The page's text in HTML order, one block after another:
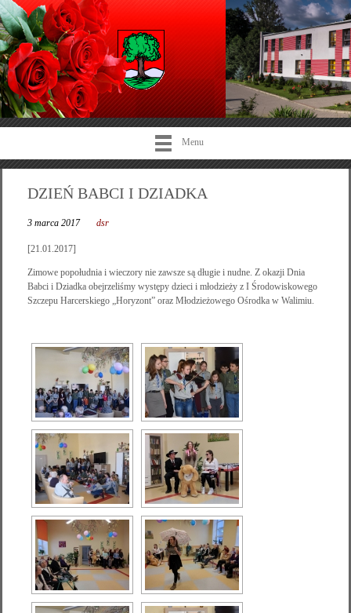
Menu
DZIEŃ BABCI I DZIADKA
3 marca 2017 dsr
[21.01.2017]
Zimowe popołudnia i wieczory nie zawsze są długie i nudne. Z okazji Dnia
Babci i Dziadka obejrzeliśmy występy dzieci i młodzieży z I Środowiskowego
Szczepu Harcerskiego „Horyzont” oraz Młodzieżowego Ośrodka w Walimiu.